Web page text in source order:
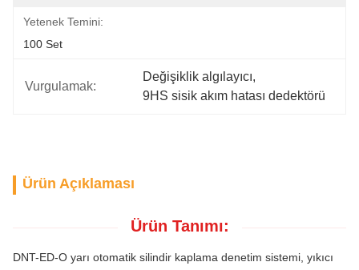
Yetenek Temini:
100 Set
Vurgulamak:
Değişiklik algılayıcı,
9HS sisik akım hatası dedektörü
Ürün Açıklaması
Ürün Tanımı:
DNT-ED-O yarı otomatik silindir kaplama denetim sistemi, yıkıcı